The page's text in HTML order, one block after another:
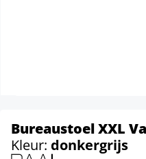
Bureaustoel XXL
Kleur: donkergrijs